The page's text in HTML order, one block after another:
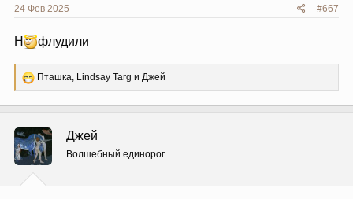
24 Фев 2025 #667
Н флудили
Р
е
ц
и
и
:
Пташка, Lindsay Targ и Джей
Джей
Волшебный единорог